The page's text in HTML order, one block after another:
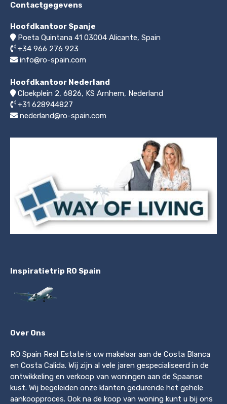
Contactgegevens
Hoofdkantoor Spanje
Poeta Quintana 41 03004 Alicante, Spain
+34 966 276 923
info@ro-spain.com
Hoofdkantoor Nederland
Cloekplein 2, 6826, KS Arnhem, Nederland
+31 628944827
nederland@ro-spain.com
Inspiratietrip RO Spain
Over Ons
RO Spain Real Estate is uw makelaar aan de Costa Blanca
en Costa Calida. Wij zijn al vele jaren gespecialiseerd in de
ontwikkeling en verkoop van woningen aan de Spaanse
kust. Wij begeleiden onze klanten gedurende het gehele
aankoopproces. Ook na de koop van woning kunt u bij ons